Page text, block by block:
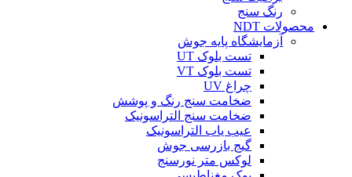
رنگ سنج
محصولات NDT
آزمایشگاه پایه جوش
تست بلوک UT
تست بلوک VT
چراغ UV
ضخامت سنج رنگ و پوشش
ضخامت سنج التراسونیک
عیب یاب التراسونیک
گیج بازرسی جوش
لوکس متر نورسنج